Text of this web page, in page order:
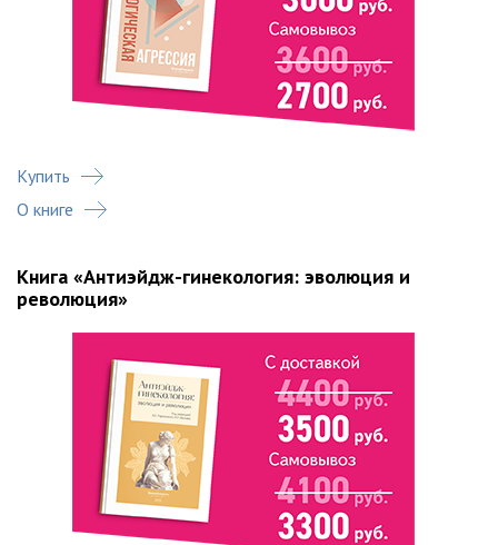
Купить
О книге
Книга «Антиэйдж-гинекология: эволюция и
революция»